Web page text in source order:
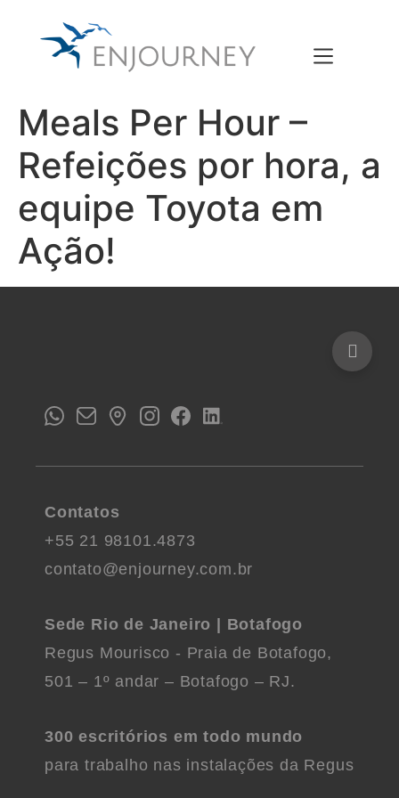
Meals Per Hour –
Refeições por hora, a
equipe Toyota em
Ação!
Contatos
+55 21 98101.4873
contato@enjourney.com.br
Sede Rio de Janeiro | Botafogo
Regus Mourisco - Praia de Botafogo,
501 – 1º andar – Botafogo – RJ.
300 escritórios em todo mundo
para trabalho nas instalações da Regus